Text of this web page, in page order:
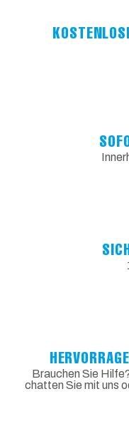
Brauchen Sie
chatten Sie mit uns